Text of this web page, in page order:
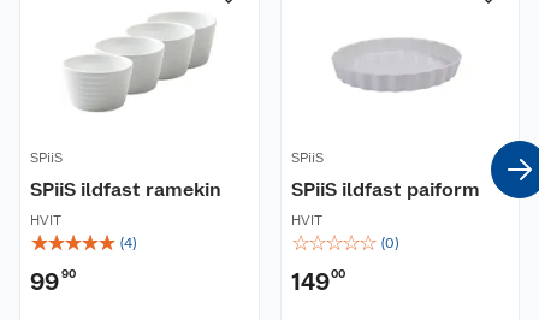
SPiiS
SPiiS ildfast ramekin
HVIT
☆☆☆☆☆ (4)
9990
SPiiS
SPiiS ildfast paiform
HVIT
☆☆☆☆☆ (0)
14900
Våre butikker
Våre merkevarer
Ledige stillinger
Bærekraft
Reklamasjon og garanti
Ofte stilte spørsmål
Leveringsalternativer
Pakkesporing
Åpent kjøp
Coop medlem